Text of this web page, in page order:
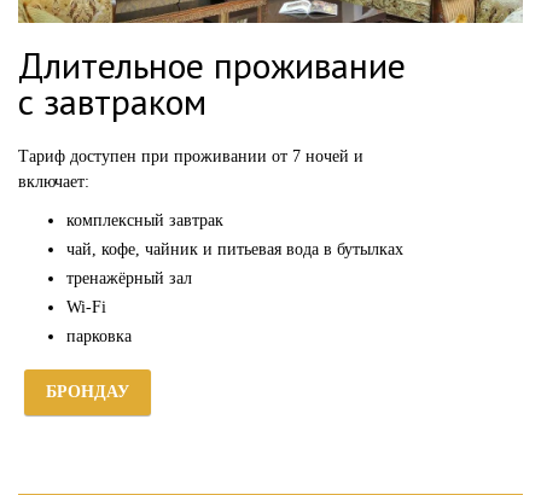
Длительное проживание
с завтраком
Тариф доступен при проживании от 7 ночей и
включает:
комплексный завтрак
чай, кофе, чайник и питьевая вода в бутылках
тренажёрный зал
Wi-Fi
парковка
БРОНДАУ